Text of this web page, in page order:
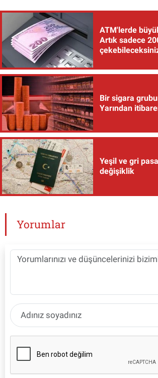
ATM'lerde
Artık sadece
Bir sigara
Yarından
Yeşil ve gri
değişiklik
Yorumlar